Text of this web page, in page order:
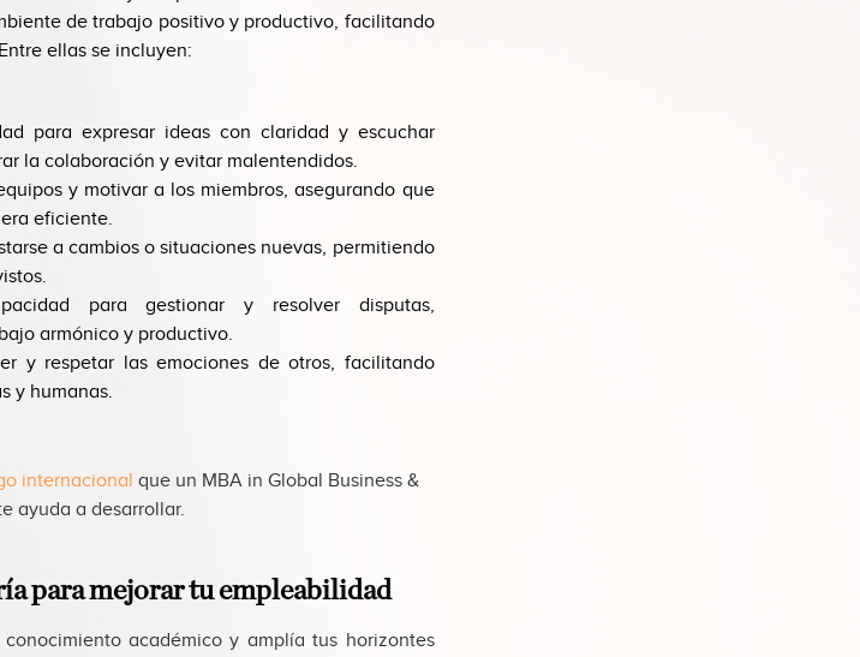
de trabajo positivo y productivo, facilitando
ellas se incluyen:
para expresar ideas con claridad y escuchar
la colaboración y evitar malentendidos.
y motivar a los miembros, asegurando que
eficiente.
a cambios o situaciones nuevas, permitiendo
para gestionar y resolver disputas,
armónico y productivo.
y respetar las emociones de otros, facilitando
y humanas.
internacional que un MBA in Global Business &
ayuda a desarrollar.
para mejorar tu empleabilidad
académico y amplía tus horizontes